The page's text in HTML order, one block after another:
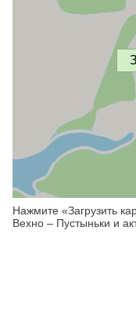
Нажмите «Загрузить
Вехно – Пустыньки и